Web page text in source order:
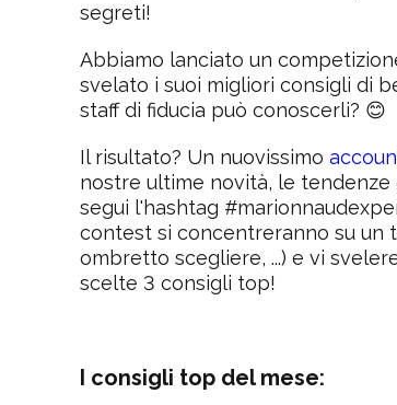
segreti!
Abbiamo lanciato un
svelato i suoi migliori consigli di
staff di fiducia può conoscerli? 😊
Il risultato? Un nuovissimo
nostre ultime novità, le
segui l'hashtag
contest si concentreranno su un
ombretto scegliere, ...) e vi
scelte 3 consigli top!
I consigli top del mese: